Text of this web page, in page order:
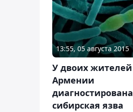
13:55, 05 августа 2015
У двоих жителей
Армении
диагностирована
сибирская язва